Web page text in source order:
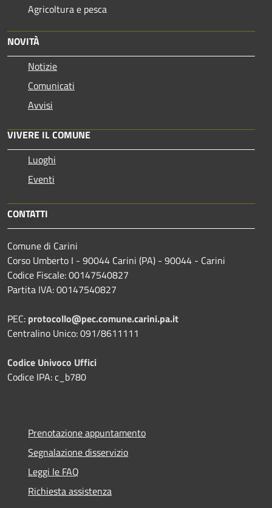
Agricoltura e pesca
NOVITÀ
Notizie
Comunicati
Avvisi
VIVERE IL COMUNE
Luoghi
Eventi
CONTATTI
Comune di Carini
Corso Umberto I - 90044 Carini (PA) - 90044 - Carini
Codice Fiscale: 00147540827
Partita IVA: 00147540827
PEC: protocollo@pec.comune.carini.pa.it
Centralino Unico: 091/8611111
Codice Univoco Uffici
Codice IPA: c_b780
Prenotazione appuntamento
Segnalazione disservizio
Leggi le FAQ
Richiesta assistenza